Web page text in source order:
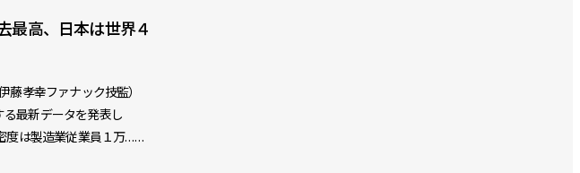
最高、日本は世界４
藤孝幸ファナック技監）
最新データを発表し
度は製造業従業員１万……